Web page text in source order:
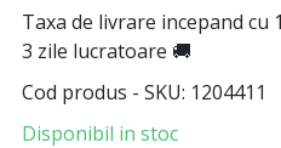
Taxa de livrare incepand cu
3 zile lucratoare 🚚
Cod produs - SKU 1204411
Disponibil in stoc